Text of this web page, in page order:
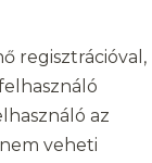
regisztrációval,
az
veheti